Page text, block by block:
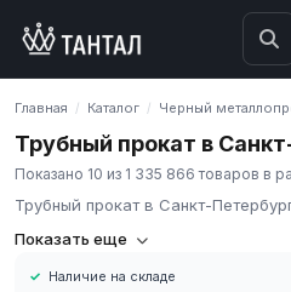
Главная / Каталог / Черный
Трубный прокат в
Показано 10 из 1 335 866 товаров в
Трубный прокат в Санкт-
Трубный прокат
Показать еще
Наличие на складе